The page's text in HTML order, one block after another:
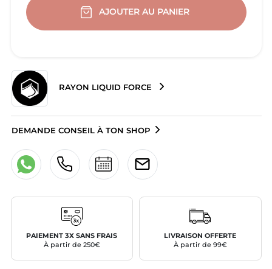
AJOUTER AU PANIER
RAYON LIQUID FORCE
DEMANDE CONSEIL À TON SHOP
PAIEMENT 3X SANS FRAIS
À partir de 250€
LIVRAISON OFFERTE
À partir de 99€